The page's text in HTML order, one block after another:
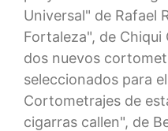
Universal" de Rafael
Fortaleza", de Chiqui
dos nuevos
seleccionados para
Cortometrajes de
cigarras callen", de